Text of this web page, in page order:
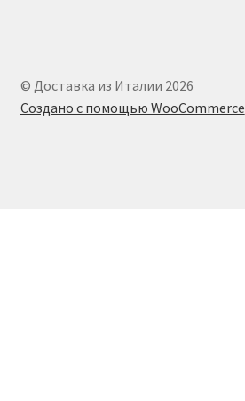
© Доставка из Италии 2026
Создано с помощью WooCommerce